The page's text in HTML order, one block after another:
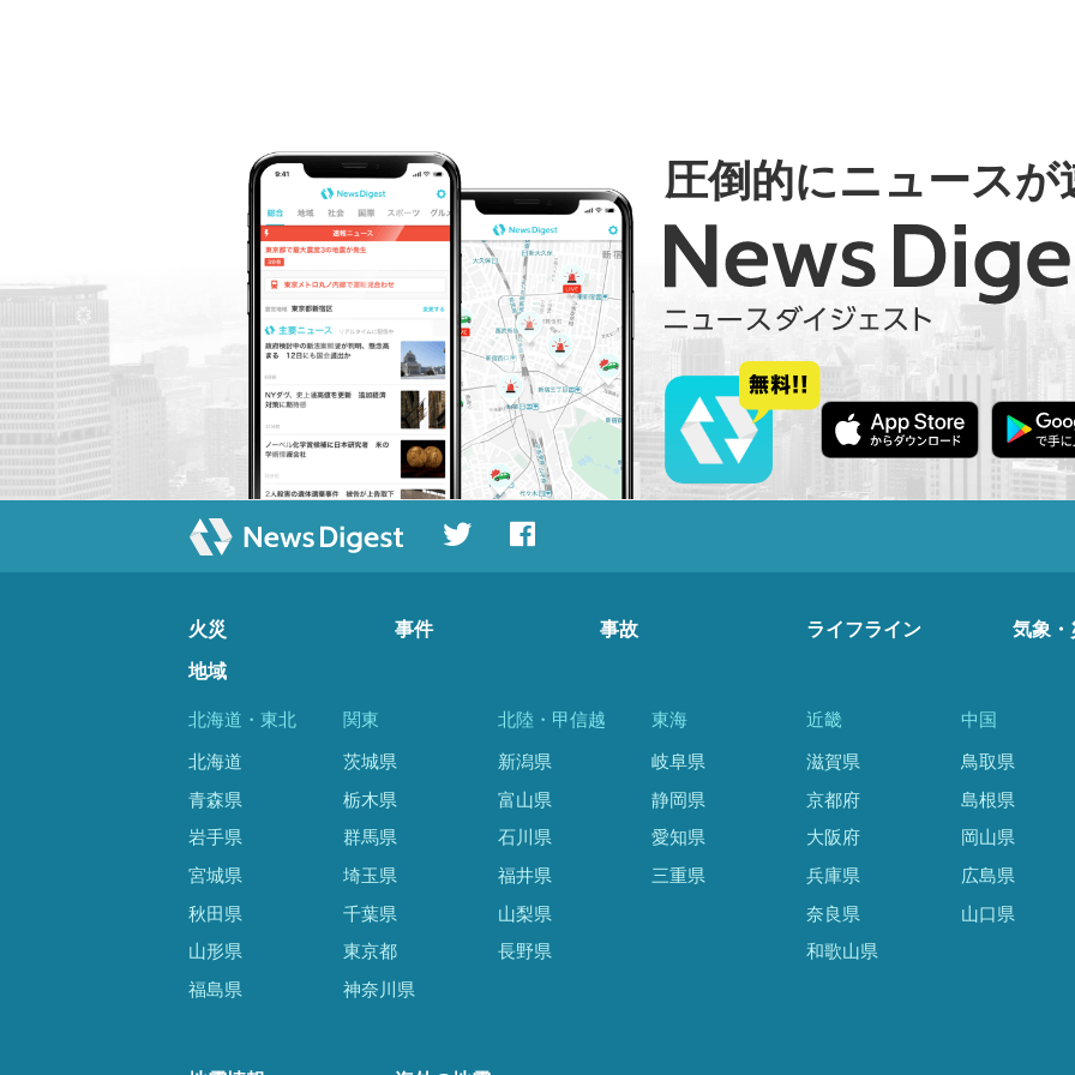
圧倒的にニュースが
火災 事件 事故 ライフライン 気象・
地域
北海道・東北
北海道
青森県
岩手県
宮城県
秋田県
山形県
福島県
関東
茨城県
栃木県
群馬県
埼玉県
千葉県
東京都
神奈川県
北陸・甲信越
新潟県
富山県
石川県
福井県
山梨県
長野県
東海
岐阜県
静岡県
愛知県
三重県
近畿
滋賀県
京都府
大阪府
兵庫県
奈良県
和歌山県
中国
鳥取県
島根県
岡山県
広島県
山口県